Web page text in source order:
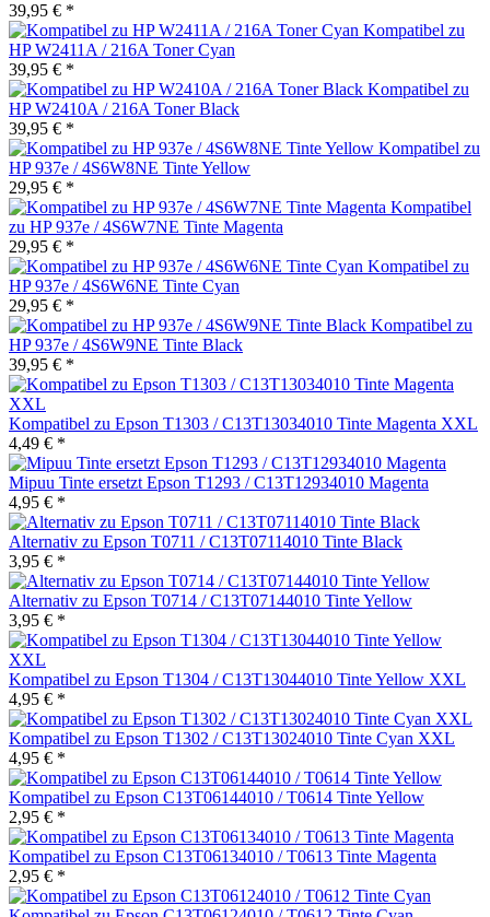
39,95 € *
Kompatibel zu
HP W2411A / 216A Toner Cyan
39,95 € *
Kompatibel zu
HP W2410A / 216A Toner Black
39,95 € *
Kompatibel zu
HP 937e / 4S6W8NE Tinte Yellow
29,95 € *
Kompatibel
zu HP 937e / 4S6W7NE Tinte Magenta
29,95 € *
Kompatibel zu
HP 937e / 4S6W6NE Tinte Cyan
29,95 € *
Kompatibel zu
HP 937e / 4S6W9NE Tinte Black
39,95 € *
Kompatibel zu Epson T1303 / C13T13034010 Tinte Magenta XXL
4,49 € *
Mipuu Tinte ersetzt Epson T1293 / C13T12934010 Magenta
4,95 € *
Alternativ zu Epson T0711 / C13T07114010 Tinte Black
3,95 € *
Alternativ zu Epson T0714 / C13T07144010 Tinte Yellow
3,95 € *
Kompatibel zu Epson T1304 / C13T13044010 Tinte Yellow XXL
4,95 € *
Kompatibel zu Epson T1302 / C13T13024010 Tinte Cyan XXL
4,95 € *
Kompatibel zu Epson C13T06144010 / T0614 Tinte Yellow
2,95 € *
Kompatibel zu Epson C13T06134010 / T0613 Tinte Magenta
2,95 € *